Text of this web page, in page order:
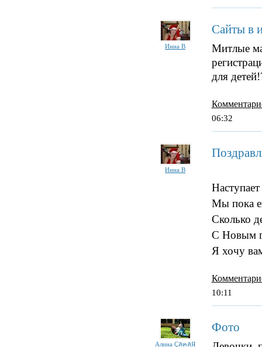
Инна В
Сайты в
Митлые
для
06:32
Инна В
Мы пока
Сколько
С Новым
Я хочу
10:11
Алина Çล๓ลЯ
Фото